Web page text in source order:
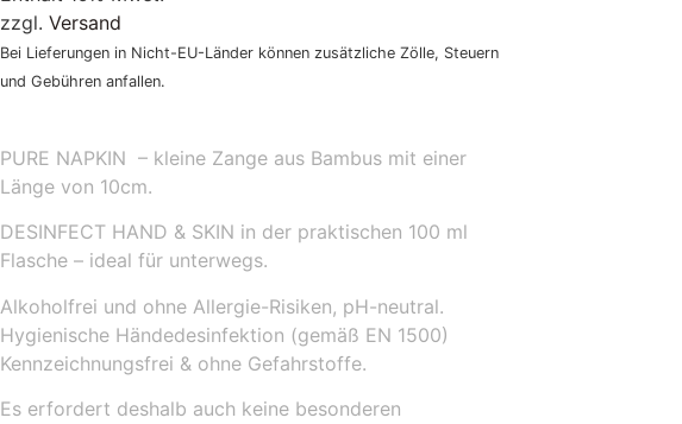
zzgl. Versand
Bei Lieferungen in Nicht-EU-Länder können zusätzliche Zölle, Steuern
und Gebühren anfallen.
PURE NAPKIN – kleine Zange aus Bambus mit einer
Länge von 10cm.
DESINFECT HAND & SKIN in der praktischen 100 ml
Flasche – ideal für unterwegs.
Alkoholfrei und ohne Allergie-Risiken, pH-neutral.
Hygienische Händedesinfektion (gemäß EN 1500)
Kennzeichnungsfrei & ohne Gefahrstoffe.
Es erfordert deshalb auch keine besonderen